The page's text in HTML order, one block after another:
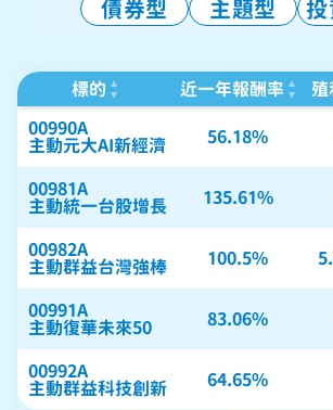
債券型 主題型 投